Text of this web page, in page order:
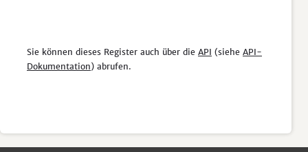
Sie können dieses Register auch über die API (siehe API-
Dokumentation) abrufen.